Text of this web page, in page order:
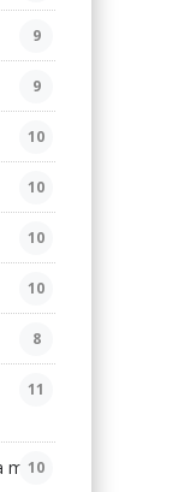
9
9
10
10
10
10
8
11
malo
10